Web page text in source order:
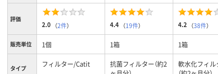
評価
2.0 （2件） 4.4 （19件） 4.2 （38件）
販売単位 1個 1箱 1箱
タイプ フィルター/Catit
抗菌フィルター（約2
軟水化フィル